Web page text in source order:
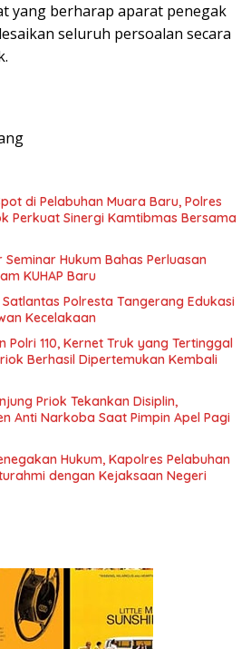
yang berharap aparat penegak
seluruh persoalan secara
di Pelabuhan Muara Baru, Polres
Perkuat Sinergi Kamtibmas Bersama
Hukum Bahas Perluasan
KUHAP Baru
Polresta Tangerang Edukasi
Kecelakaan
Polri 110, Kernet Truk yang Tertinggal
Berhasil Dipertemukan Kembali
Priok Tekankan Disiplin,
Anti Narkoba Saat Pimpin Apel Pagi
Hukum, Kapolres Pelabuhan
dengan Kejaksaan Negeri